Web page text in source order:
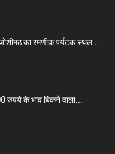
का रमणीक पर्यटक स्थल...
रुपये के भाव बिकने वाला...